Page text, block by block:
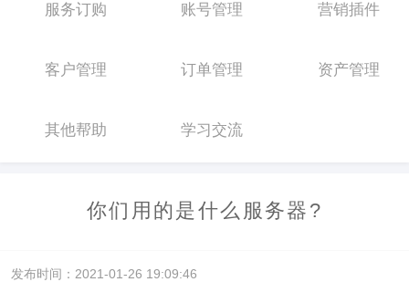
服务订购 账号管理 营销插件
客户管理 订单管理 资产管理
其他帮助 学习交流
你们用的是什么服务器?
发布时间：2021-01-26 19:09:46